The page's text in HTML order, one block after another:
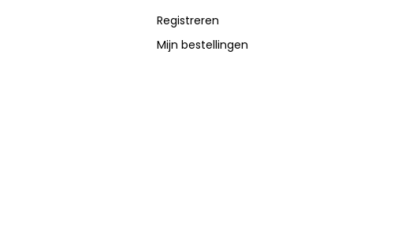
Registreren
Mijn bestellingen